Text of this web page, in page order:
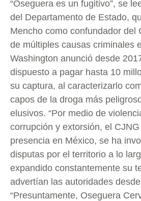
“Oseguera es un fugitivo”, se
del Departamento de Estado,
Mencho como confundador del
de múltiples causas criminales
Washington anunció desde
dispuesto a pagar hasta 10
su captura, al caracterizarlo
capos de la droga más
elusivos. “Por medio de
corrupción y extorsión, el
presencia en México, se ha
disputas por el territorio a lo
expandido constantemente su
advertían las autoridades
“Presuntamente, Oseguera